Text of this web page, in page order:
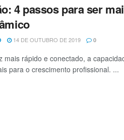
4 passos para ser
14 DE OUTUBRO DE 2019 0
mais rápido e conectado, a
para o crescimento profissional. ...